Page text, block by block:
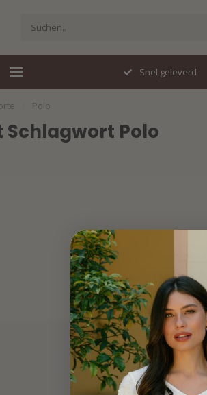
Snel geleverd
Polo
Polo